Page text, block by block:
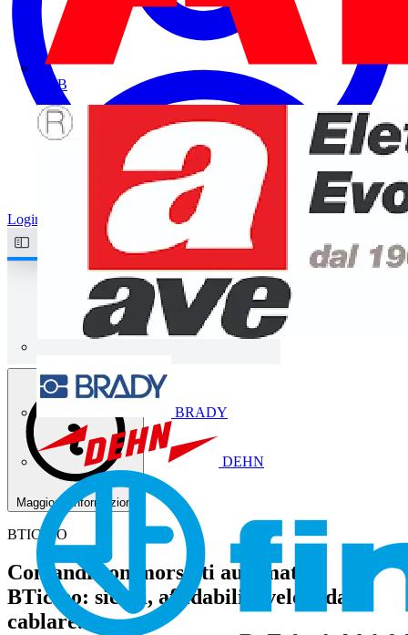
ABB
BRADY
DEHN
Login
Maggiorni informazioni
BTICINO
Comandi con morsetti automatici
BTicino: sicuri, affidabili e veloci da
cablare.